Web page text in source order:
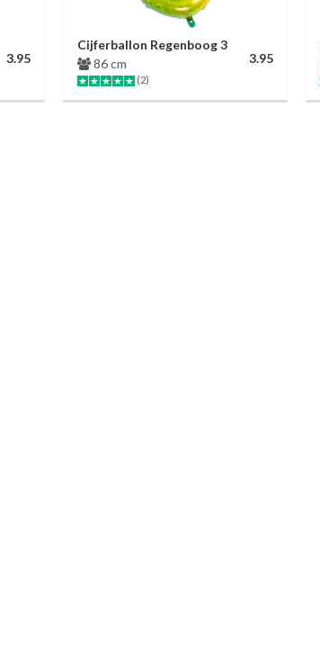
3.95
Cijferballon Regenboog 3
86 cm
(2)
3.95